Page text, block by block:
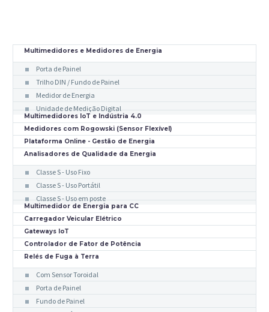
Multimedidores e Medidores de Energia
Porta de Painel
Trilho DIN / Fundo de Painel
Medidor de Energia
Unidade de Medição Digital
Multimedidores IoT e Indústria 4.0
Medidores com Rogowski (Sensor Flexível)
Plataforma Online - Gestão de Energia
Analisadores de Qualidade da Energia
Classe S - Uso Fixo
Classe S - Uso Portátil
Classe S - Uso em poste
Multimedidor de Energia para CC
Carregador Veicular Elétrico
Gateways IoT
Controlador de Fator de Potência
Relés de Fuga à Terra
Com Sensor Toroidal
Porta de Painel
Fundo de Painel